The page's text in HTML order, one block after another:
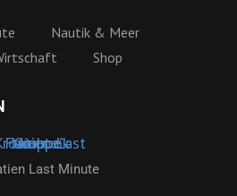
Nautik & Meer
Shop
Last Minute